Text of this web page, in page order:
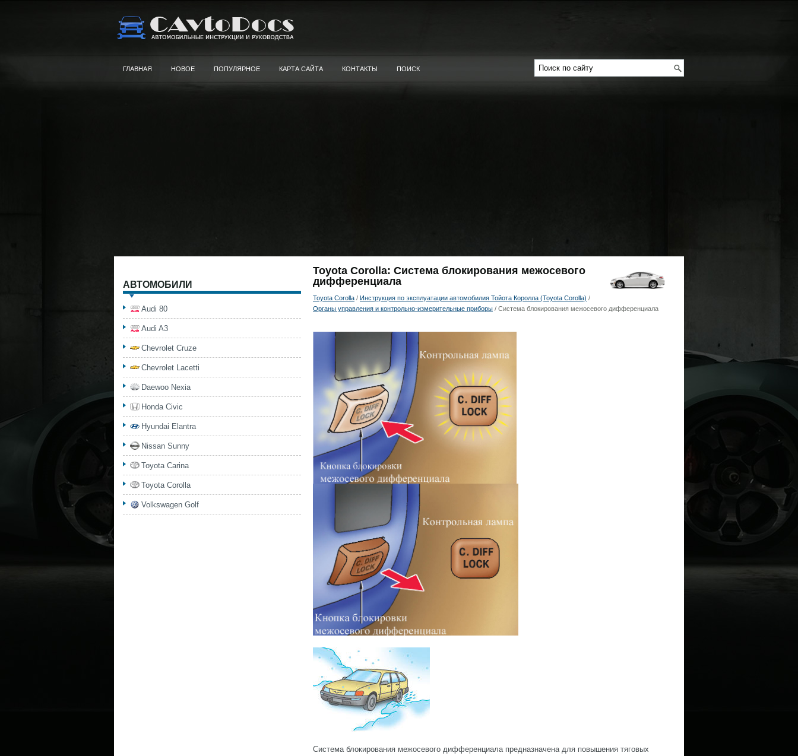
ГЛАВНАЯ НОВОЕ ПОПУЛЯРНОЕ КАРТА САЙТА КОНТАКТЫ ПОИСК
Toyota Corolla: Система блокирования межосевого
дифференциала
Toyota Corolla / Инструкция по эксплуатации автомобилия Тойота Королла (Toyota Corolla) /
Органы управления и контрольно-измерительные приборы / Система блокирования межосевого дифференциала
Система блокирования межосевого дифференциала предназначена для повышения тяговых
АВТОМОБИЛИ
Audi 80
Audi A3
Chevrolet Cruze
Chevrolet Lacetti
Daewoo Nexia
Honda Civic
Hyundai Elantra
Nissan Sunny
Toyota Carina
Toyota Corolla
Volkswagen Golf